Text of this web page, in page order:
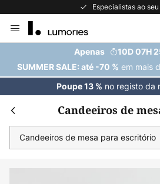
A maior seleção de
para
Conteúdo
Apenas
10D 07H
SUMMER SALE: até -70 % em mais
Poupe 13 % no registo da
Candeeiros de
Candeeiros de mesa para escritório